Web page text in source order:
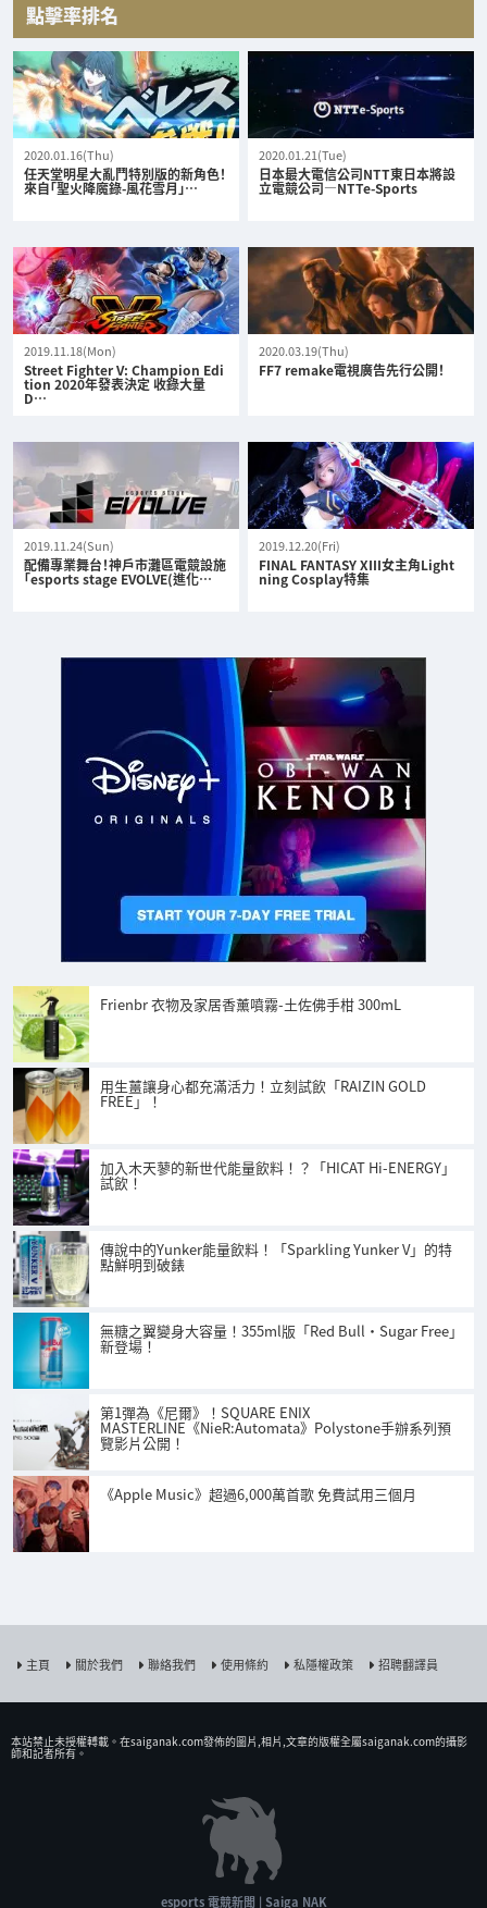
點擊率排名
2020.01.16(Thu)
任天堂明星大亂鬥特別版的新角色！
來自「聖火降魔錄-風花雪月」…
2020.01.21(Tue)
日本最大電信公司NTT東日本將設
立電競公司—NTTe-Sports
2019.11.18(Mon)
Street Fighter V: Champion Edi
tion 2020年發表決定 收錄大量
D…
2020.03.19(Thu)
FF7 remake電視廣告先行公開！
2019.11.24(Sun)
配備專業舞台！神戶市灘區電競設施
「esports stage EVOLVE(進化…
2019.12.20(Fri)
FINAL FANTASY XIII女主角Light
ning Cosplay特集
Frienbr 衣物及家居香薰噴霧-土佐佛手柑 300mL
用生薑讓身心都充滿活力！立刻試飲「RAIZIN GOLD
FREE」！
加入木天蓼的新世代能量飲料！？「HICAT Hi-ENERGY」
試飲！
傳說中的Yunker能量飲料！「Sparkling Yunker V」的特
點鮮明到破錶
無糖之翼變身大容量！355ml版「Red Bull・Sugar Free」
新登場！
第1彈為《尼爾》！SQUARE ENIX
MASTERLINE《NieR:Automata》Polystone手辦系列預
覽影片公開！
《Apple Music》超過6,000萬首歌 免費試用三個月
主頁 關於我們 聯絡我們 使用條約 私隱權政策 招聘翻譯員
本站禁止未授權𨍭載。在saiganak.com發佈的圖片,相片,文章的版權全屬saiganak.com的攝影
師和記者所有。
esports 電競新聞 | Saiga NAK